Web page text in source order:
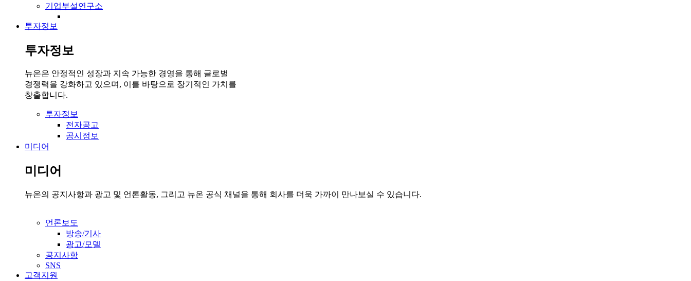
기업부설연구소
투자정보
투자정보
뉴온은 안정적인 성장과 지속 가능한 경영을 통해 글로벌
경쟁력을 강화하고 있으며, 이를 바탕으로 장기적인 가치를
창출합니다.
투자정보
전자공고
공시정보
미디어
미디어
뉴온의 공지사항과 광고 및 언론활동, 그리고 뉴온 공식 채널을 통해 회사를 더욱 가까이 만나보실 수 있습니다.
언론보도
방송/기사
광고/모델
공지사항
SNS
고객지원